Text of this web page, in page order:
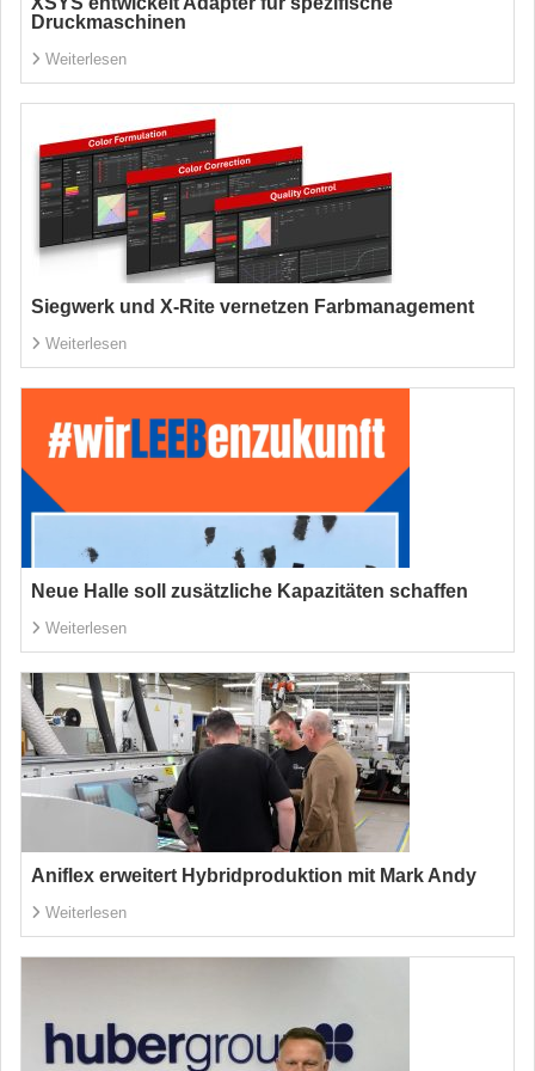
Druckmaschinen
Weiterlesen
Siegwerk und X-Rite vernetzen Farbmanagement
Weiterlesen
Neue Halle soll zusätzliche Kapazitäten schaffen
Weiterlesen
Aniflex erweitert Hybridproduktion mit Mark Andy
Weiterlesen